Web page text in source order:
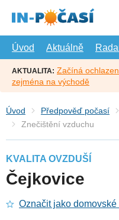
hlavní
Úvod
Aktuálně
AKTUALITA: Začíná
zejména na východě
Úvod Předpověď počasí
Znečištění vzduchu
KVALITA OVZDUŠÍ
Čejkovice
Označit jako domovské